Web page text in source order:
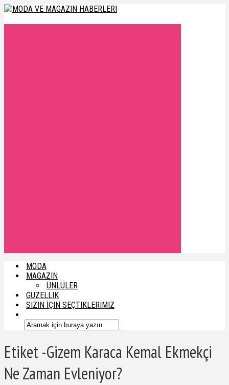
MODA
MAGAZIN
ÜNLÜLER
GÜZELLIK
SIZIN İÇIN SEÇTIKLERIMIZ
Etiket -Gizem Karaca Kemal Ekmekçi
Ne Zaman Evleniyor?